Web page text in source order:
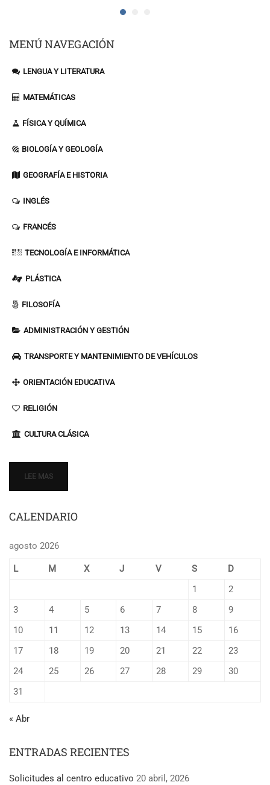
MENÚ NAVEGACIÓN
LENGUA Y LITERATURA
MATEMÁTICAS
FÍSICA Y QUÍMICA
BIOLOGÍA Y GEOLOGÍA
GEOGRAFÍA E HISTORIA
INGLÉS
FRANCÉS
TECNOLOGÍA E INFORMÁTICA
PLÁSTICA
FILOSOFÍA
ADMINISTRACIÓN Y GESTIÓN
TRANSPORTE Y MANTENIMIENTO DE VEHÍCULOS
ORIENTACIÓN EDUCATIVA
RELIGIÓN
CULTURA CLÁSICA
LEE MAS
CALENDARIO
agosto 2026
L M X J V S
D
1
2
3
4 5 6 7 8
9
10
11 12 13 14 15
16
17
18 19 20 21 22
23
24
25 26 27 28 29
30
31
« Abr
ENTRADAS RECIENTES
Solicitudes al centro educativo 20 abril, 2026